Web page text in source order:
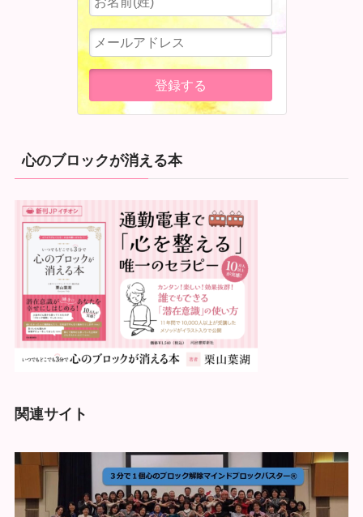
心のブロックが消える本
関連サイト